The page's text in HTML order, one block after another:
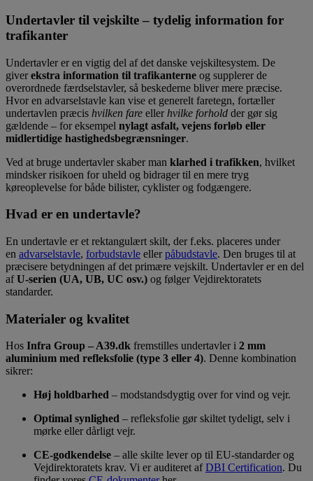
Undertavler til vejskilte – tydelig information for
trafikanter
Undertavler er en vigtig del af det danske vejskiltesystem. De
giver ekstra information til trafikanterne og supplerer de
overordnede færdselstavler, så beskederne bliver mere præcise.
Hvor en advarselstavle kan vise et generelt faretegn, fortæller
undertavlen præcis hvilken fare eller hvilke forhold der gør sig
gældende – for eksempel nylagt asfalt, vejens forløb eller
midlertidige hastighedsbegrænsninger.
Ved at bruge undertavler skaber man klarhed i trafikken, hvilket
mindsker risikoen for uheld og bidrager til en mere tryg
køreoplevelse for både bilister, cyklister og fodgængere.
Hvad er en undertavle?
En undertavle er et rektangulært skilt, der f.eks. placeres under
en advarselstavle, forbudstavle eller påbudstavle. Den bruges til at
præcisere betydningen af det primære vejskilt. Undertavler er en del
afU-serien (UA, UB, UC osv.) og følger Vejdirektoratets
standarder.
Materialer og kvalitet
Hos Infra Group – A39.dk fremstilles undertavler i 2 mm
aluminium med refleksfolie (type 3 eller 4). Denne kombination
sikrer:
Høj holdbarhed – modstandsdygtig over for vind og vejr.
Optimal synlighed – refleksfolie gør skiltet tydeligt, selv i
mørke eller dårligt vejr.
CE-godkendelse – alle skilte lever op til EU-standarder og
Vejdirektoratets krav. Vi er auditeret afDBI Certification. Du